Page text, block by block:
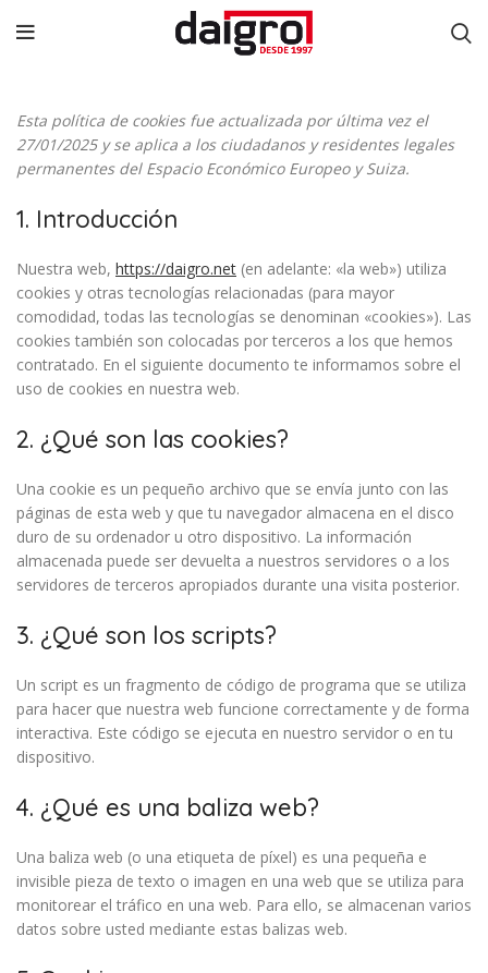
Esta política de cookies fue actualizada por última vez el
27/01/2025 y se aplica a los ciudadanos y residentes legales
permanentes del Espacio Económico Europeo y Suiza.
1. Introducción
Nuestra web, https://daigro.net (en adelante: «la web») utiliza
cookies y otras tecnologías relacionadas (para mayor
comodidad, todas las tecnologías se denominan «cookies»). Las
cookies también son colocadas por terceros a los que hemos
contratado. En el siguiente documento te informamos sobre el
uso de cookies en nuestra web.
2. ¿Qué son las cookies?
Una cookie es un pequeño archivo que se envía junto con las
páginas de esta web y que tu navegador almacena en el disco
duro de su ordenador u otro dispositivo. La información
almacenada puede ser devuelta a nuestros servidores o a los
servidores de terceros apropiados durante una visita posterior.
3. ¿Qué son los scripts?
Un script es un fragmento de código de programa que se utiliza
para hacer que nuestra web funcione correctamente y de forma
interactiva. Este código se ejecuta en nuestro servidor o en tu
dispositivo.
4. ¿Qué es una baliza web?
Una baliza web (o una etiqueta de píxel) es una pequeña e
invisible pieza de texto o imagen en una web que se utiliza para
monitorear el tráfico en una web. Para ello, se almacenan varios
datos sobre usted mediante estas balizas web.